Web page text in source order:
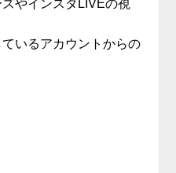
やインスタLIVEの視
いるアカウントからの